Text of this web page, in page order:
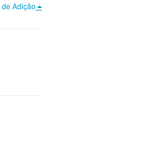
de Adição